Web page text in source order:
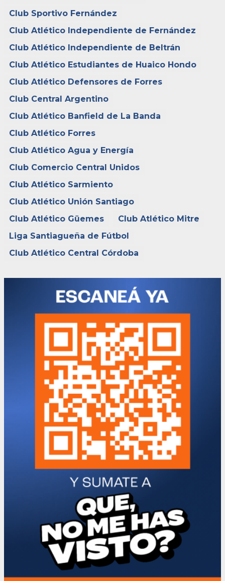
Club Sportivo Fernández
Club Atlético Independiente de Fernández
Club Atlético Independiente de Beltrán
Club Atlético Estudiantes de Huaico Hondo
Club Atlético Defensores de Forres
Club Central Argentino
Club Atlético Banfield de La Banda
Club Atlético Forres
Club Atlético Agua y Energía
Club Comercio Central Unidos
Club Atlético Sarmiento
Club Atlético Unión Santiago
Club Atlético Güemes
Club Atlético Mitre
Liga Santiagueña de Fútbol
Club Atlético Central Córdoba